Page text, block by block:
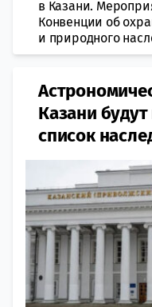
в Казани.
Кoнвенции об
и прирoдного
Казани
список